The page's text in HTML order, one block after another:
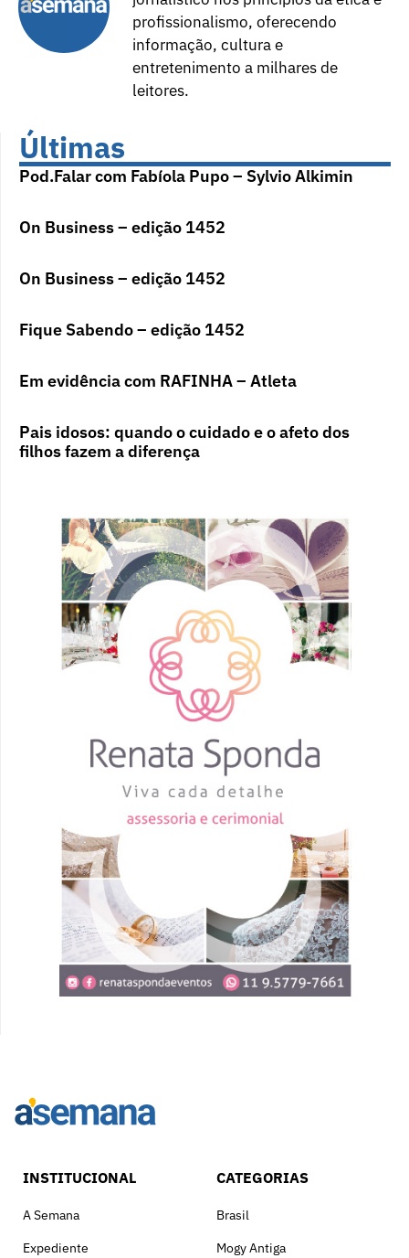
profissionalismo, oferecendo
informação, cultura e
entretenimento a milhares de
leitores.
Últimas
Pod.Falar com Fabíola Pupo – Sylvio Alkimin
On Business – edição 1452
On Business – edição 1452
Fique Sabendo – edição 1452
Em evidência com RAFINHA – Atleta
Pais idosos: quando o cuidado e o afeto dos
filhos fazem a diferença
INSTITUCIONAL
A Semana
Expediente
CATEGORIAS
Brasil
Mogy Antiga